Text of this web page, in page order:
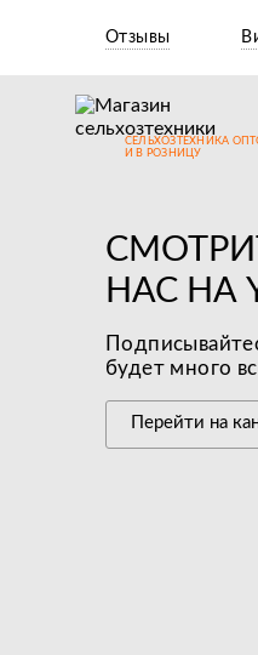
Отзывы
СЕЛЬХОЗТЕХНИКА
И В РОЗНИЦУ
НАС НА
будет много
Перейти на